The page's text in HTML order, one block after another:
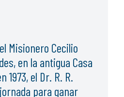
Misionero Cecilio
en la antigua Casa
1973, el Dr. R. R.
para ganar